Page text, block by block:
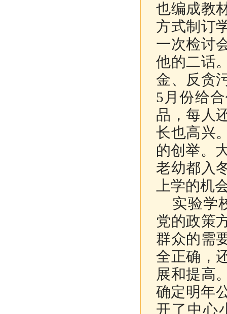
也编成教
方式制订
一次检讨
他的二话
金、反贪
5月份给
品，每人
长也高兴
的创举。
老幼都入
上学的机
实验学
党的政策
群众的需
全正确，
展和提高
确定明年
开了中心